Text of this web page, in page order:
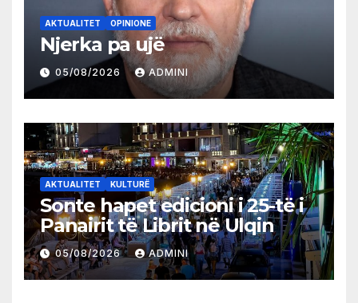
AKTUALITET OPINIONE
Njerka pa ujë
05/08/2026 ADMINI
AKTUALITET KULTURË
Sonte hapet edicioni i 25-të i
Panairit të Librit në Ulqin
05/08/2026 ADMINI